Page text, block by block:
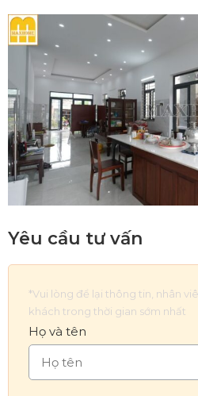
Yêu cầu tư vấn
*Vui lòng để lại thông tin, nhân
khách trong thời gian sớm nhất
Họ và tên